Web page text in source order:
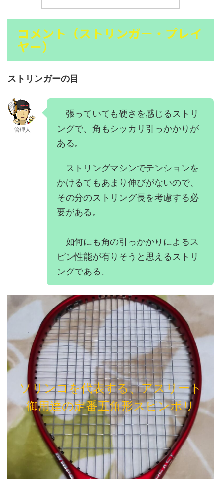
コメント（ストリンガー・プレイ
ヤー）
ストリンガーの目
管理人
張っていても硬さを感じるストリ
ングで、角もシッカリ引っかかりが
ある。
ストリングマシンでテンションを
かけるてもあまり伸びがないので、
その分のストリング長を考慮する必
要がある。
如何にも角の引っかかりによるス
ピン性能が有りそうと思えるストリ
ングである。
ソリンコを代表する、アスリート
御用達の定番五角形スピンポリ